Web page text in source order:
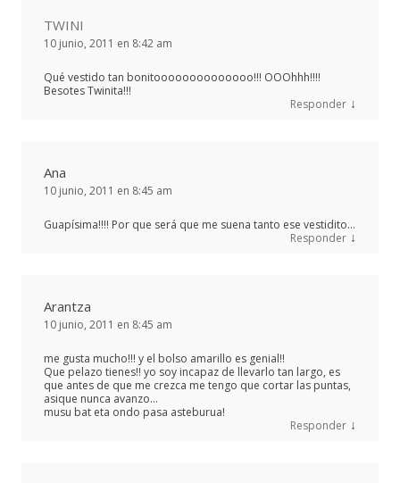
TWINI
10 junio, 2011 en 8:42 am
Qué vestido tan bonitoooooooooooooo!!! OOOhhh!!!!
Besotes Twinita!!!
Responder ↓
Ana
10 junio, 2011 en 8:45 am
Guapísima!!!! Por que será que me suena tanto ese vestidito…
Responder ↓
Arantza
10 junio, 2011 en 8:45 am
me gusta mucho!!! y el bolso amarillo es genial!!
Que pelazo tienes!! yo soy incapaz de llevarlo tan largo, es
que antes de que me crezca me tengo que cortar las puntas,
asique nunca avanzo…
musu bat eta ondo pasa asteburua!
Responder ↓